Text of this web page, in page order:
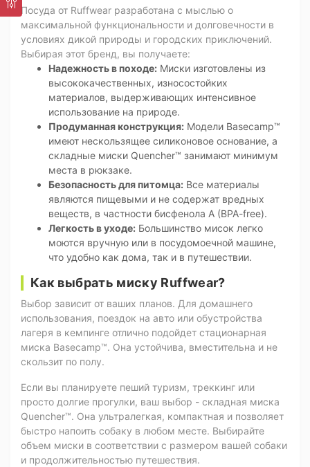
Посуда от Ruffwear разработана с мыслью о
максимальной функциональности и долговечности в
условиях дикой природы и городских приключений.
Выбирая этот бренд, вы получаете:
Надежность в походе: Миски изготовлены из
высококачественных, износостойких
материалов, выдерживающих интенсивное
использование на природе.
Продуманная конструкция: Модели Basecamp™
имеют нескользящее силиконовое основание, а
складные миски Quencher™ занимают минимум
места в рюкзаке.
Безопасность для питомца: Все материалы
являются пищевыми и не содержат вредных
веществ, в частности бисфенола А (BPA-free).
Легкость в уходе: Большинство мисок легко
моются вручную или в посудомоечной машине,
что удобно как дома, так и в путешествии.
Как выбрать миску Ruffwear?
Выбор зависит от ваших планов. Для домашнего
использования, поездок на авто или обустройства
лагеря в кемпинге отлично подойдет стационарная
миска Basecamp™. Она устойчива, вместительна и не
скользит по полу.
Если вы планируете пеший туризм, треккинг или
просто долгие прогулки, ваш выбор - складная миска
Quencher™. Она ультралегкая, компактная и позволяет
быстро напоить собаку в любом месте. Выбирайте
объем миски в соответствии с размером вашей собаки
и продолжительностью путешествия.